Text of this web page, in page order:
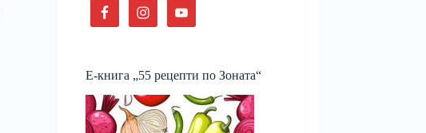
Е-книга „55 рецепти по Зоната“